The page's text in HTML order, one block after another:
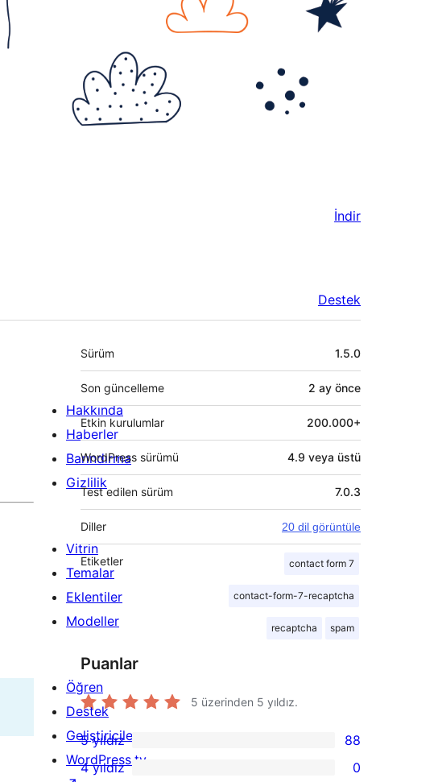
İndir
Destek
Meta
Sürüm 1.5.0
Son güncelleme 2 ay önce
Etkin kurulumlar 200.000+
WordPress sürümü 4.9 veya üstü
Test edilen sürüm 7.0.3
Diller 20 dil görüntüle
Etiketler contact form 7
contact-form-7-recaptcha
recaptcha spam
Puanlar
5 üzerinden 5 yıldız.
88
5
5 yıldız 88
4 yıldız 0
Hakkında
Haberler
Barındırma
Gizlilik
Vitrin
Temalar
Eklentiler
Modeller
Öğren
Destek
Geliştiriciler
WordPress.tv